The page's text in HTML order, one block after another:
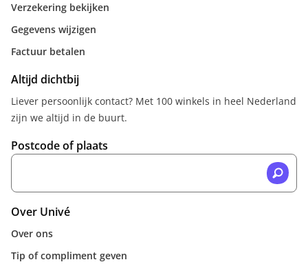
Verzekering bekijken
Gegevens wijzigen
Factuur betalen
Altijd dichtbij
Liever persoonlijk contact? Met 100 winkels in heel Nederland
zijn we altijd in de buurt.
Postcode of plaats
Over Univé
Over ons
Tip of compliment geven